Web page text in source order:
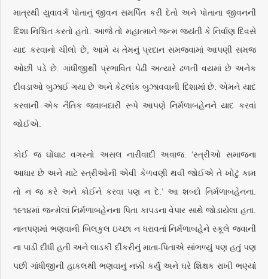
માત્રથી યુવાવર્ગ પોતાનું જીવન સમર્પિત કરી દેતો અને પોતાના જીવનની
દિશા નિશ્ચિત કરતો હતો. આજે તો મહાત્માને જન્મ જયંતી કે નિર્વાણ દિવસે
યાદ કરવાનો ચીલો છે, આમે ય તેમનું પ્રદાન સમજવામાં આપણી સમજ
ઓછી પડે છે. ગાંધીજીથી પ્રભાવિત પેઢી અત્યારે ઢળતી વયમાં છે અનેક
દીવડાઓ બુઝાઈ ગયા છે અને કેટલાંક બુઝાવવાની દિશામાં છે. એમને યાદ
કરવાની એક નૈતિક જવાબદારી રૂપે આપણે નિર્મળાબહેનને યાદ કરવાં
જોઈએ.
કોઈ જ ઘોંઘાટ વગરનો અસલ નારીવાદી અવાજ. ‘સ્ત્રીઓ સમાજના
આધાર છે અને માટે સ્ત્રીઓની એવી કેળવણી થવી જોઈએ તે ખોટું કામ
તો ન જ કરે અને કોઈને કરવા પણ ન દે.’ આ શબ્દો નિર્મળાબહેનના.
૧૯૧૪માં જન્મેલાં નિર્મળાબહેનના પિતા કાપડના વેપાર સાથે જોડાયેલા હતા.
નાનપણમાં ભણવાની બિલકુલ ઇચ્છા ન ધરાવતાં નિર્મળાબહેને સ્કૂલે જવાની
ના પાડી દીધી હતી અને લાડકી દીકરીનું માતા-પિતાએ સાંભળ્યું પણ હતું પણ
પછી ગાંધીજીની હાકલથી ભણવાનું નક્કી કર્યું અને ઘરે શિક્ષક રાખી ભણ્યાં